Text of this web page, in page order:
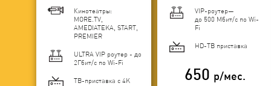
Кинотеатры:
MORE.TV,
AMEDIATEKA, START,
PREMIER
ULTRA VIP роутер - до
2Гбит/c по Wi-Fi
ТВ-приставка с 4K
VIP-роутер—
до 500 Мбит/с по Wi-
Fi
HD-ТВ приставка
650 р/мес.